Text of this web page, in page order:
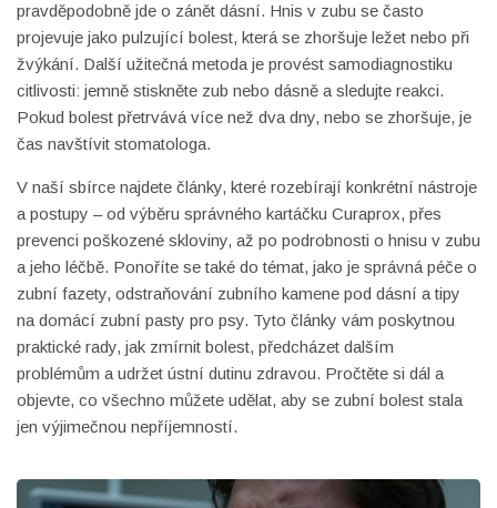
pravděpodobně jde o zánět dásní. Hnis v zubu se často
projevuje jako pulzující bolest, která se zhoršuje ležet nebo při
žvýkání. Další užitečná metoda je provést samodiagnostiku
citlivosti: jemně stiskněte zub nebo dásně a sledujte reakci.
Pokud bolest přetrvává více než dva dny, nebo se zhoršuje, je
čas navštívit stomatologa.
V naší sbírce najdete články, které rozebírají konkrétní nástroje
a postupy – od výběru správného kartáčku Curaprox, přes
prevenci poškozené skloviny, až po podrobnosti o hnisu v zubu
a jeho léčbě. Ponoříte se také do témat, jako je správná péče o
zubní fazety, odstraňování zubního kamene pod dásní a tipy
na domácí zubní pasty pro psy. Tyto články vám poskytnou
praktické rady, jak zmírnit bolest, předcházet dalším
problémům a udržet ústní dutinu zdravou. Pročtěte si dál a
objevte, co všechno můžete udělat, aby se zubní bolest stala
jen výjimečnou nepříjemností.